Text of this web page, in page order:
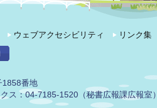
ウェブアクセシビリティ リンク集
番地
ス：04-7185-1520（秘書広報課広報室）